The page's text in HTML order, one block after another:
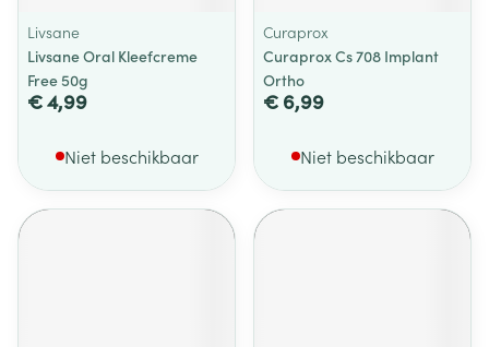
Livsane
Livsane Oral Kleefcreme
Free 50g
€ 4,99
Niet beschikbaar
Curaprox
Curaprox Cs 708 Implant
Ortho
€ 6,99
Niet beschikbaar